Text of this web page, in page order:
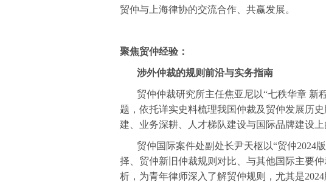
贸仲与上海律协的交流合作、共赢发展。
聚焦贸仲经验：
涉外仲裁的规则前沿与实务指南
贸仲仲裁研究所主任焦亚尼以“七秩华章
题，依托详实史料梳理我国仲裁及贸仲发展历
建、业务深耕、人才梯队建设与国际品牌建设上
贸仲国际案件处副处长尹天枢以“贸仲2024
择、贸仲新旧仲裁规则对比、与其他国际主要
析，为青年律师深入了解贸仲规则，尤其是